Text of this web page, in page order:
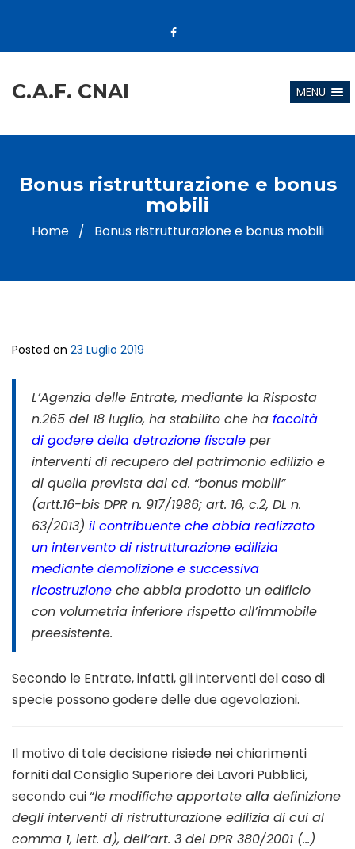
C.A.F. CNAI MENU
Bonus ristrutturazione e bonus
mobili
Home/ Bonus ristrutturazione e bonus mobili
Posted on 23 Luglio 2019
L’Agenzia delle Entrate, mediante la Risposta
n.265 del 18 luglio, ha stabilito che ha facoltà
di godere della detrazione fiscale per
interventi di recupero del patrimonio edilizio e
di quella prevista dal cd. “bonus mobili”
(artt.16-bis DPR n. 917/1986; art. 16, c.2, DL n.
63/2013) il contribuente che abbia realizzato
un intervento di ristrutturazione edilizia
mediante demolizione e successiva
ricostruzione che abbia prodotto un edificio
con volumetria inferiore rispetto all’immobile
preesistente.
Secondo le Entrate, infatti, gli interventi del caso di
specie possono godere delle due agevolazioni.
Il motivo di tale decisione risiede nei chiarimenti
forniti dal Consiglio Superiore dei Lavori Pubblici,
secondo cui “le modifiche apportate alla definizione
degli interventi di ristrutturazione edilizia di cui al
comma 1, lett. d), dell’art. 3 del DPR 380/2001 (…)